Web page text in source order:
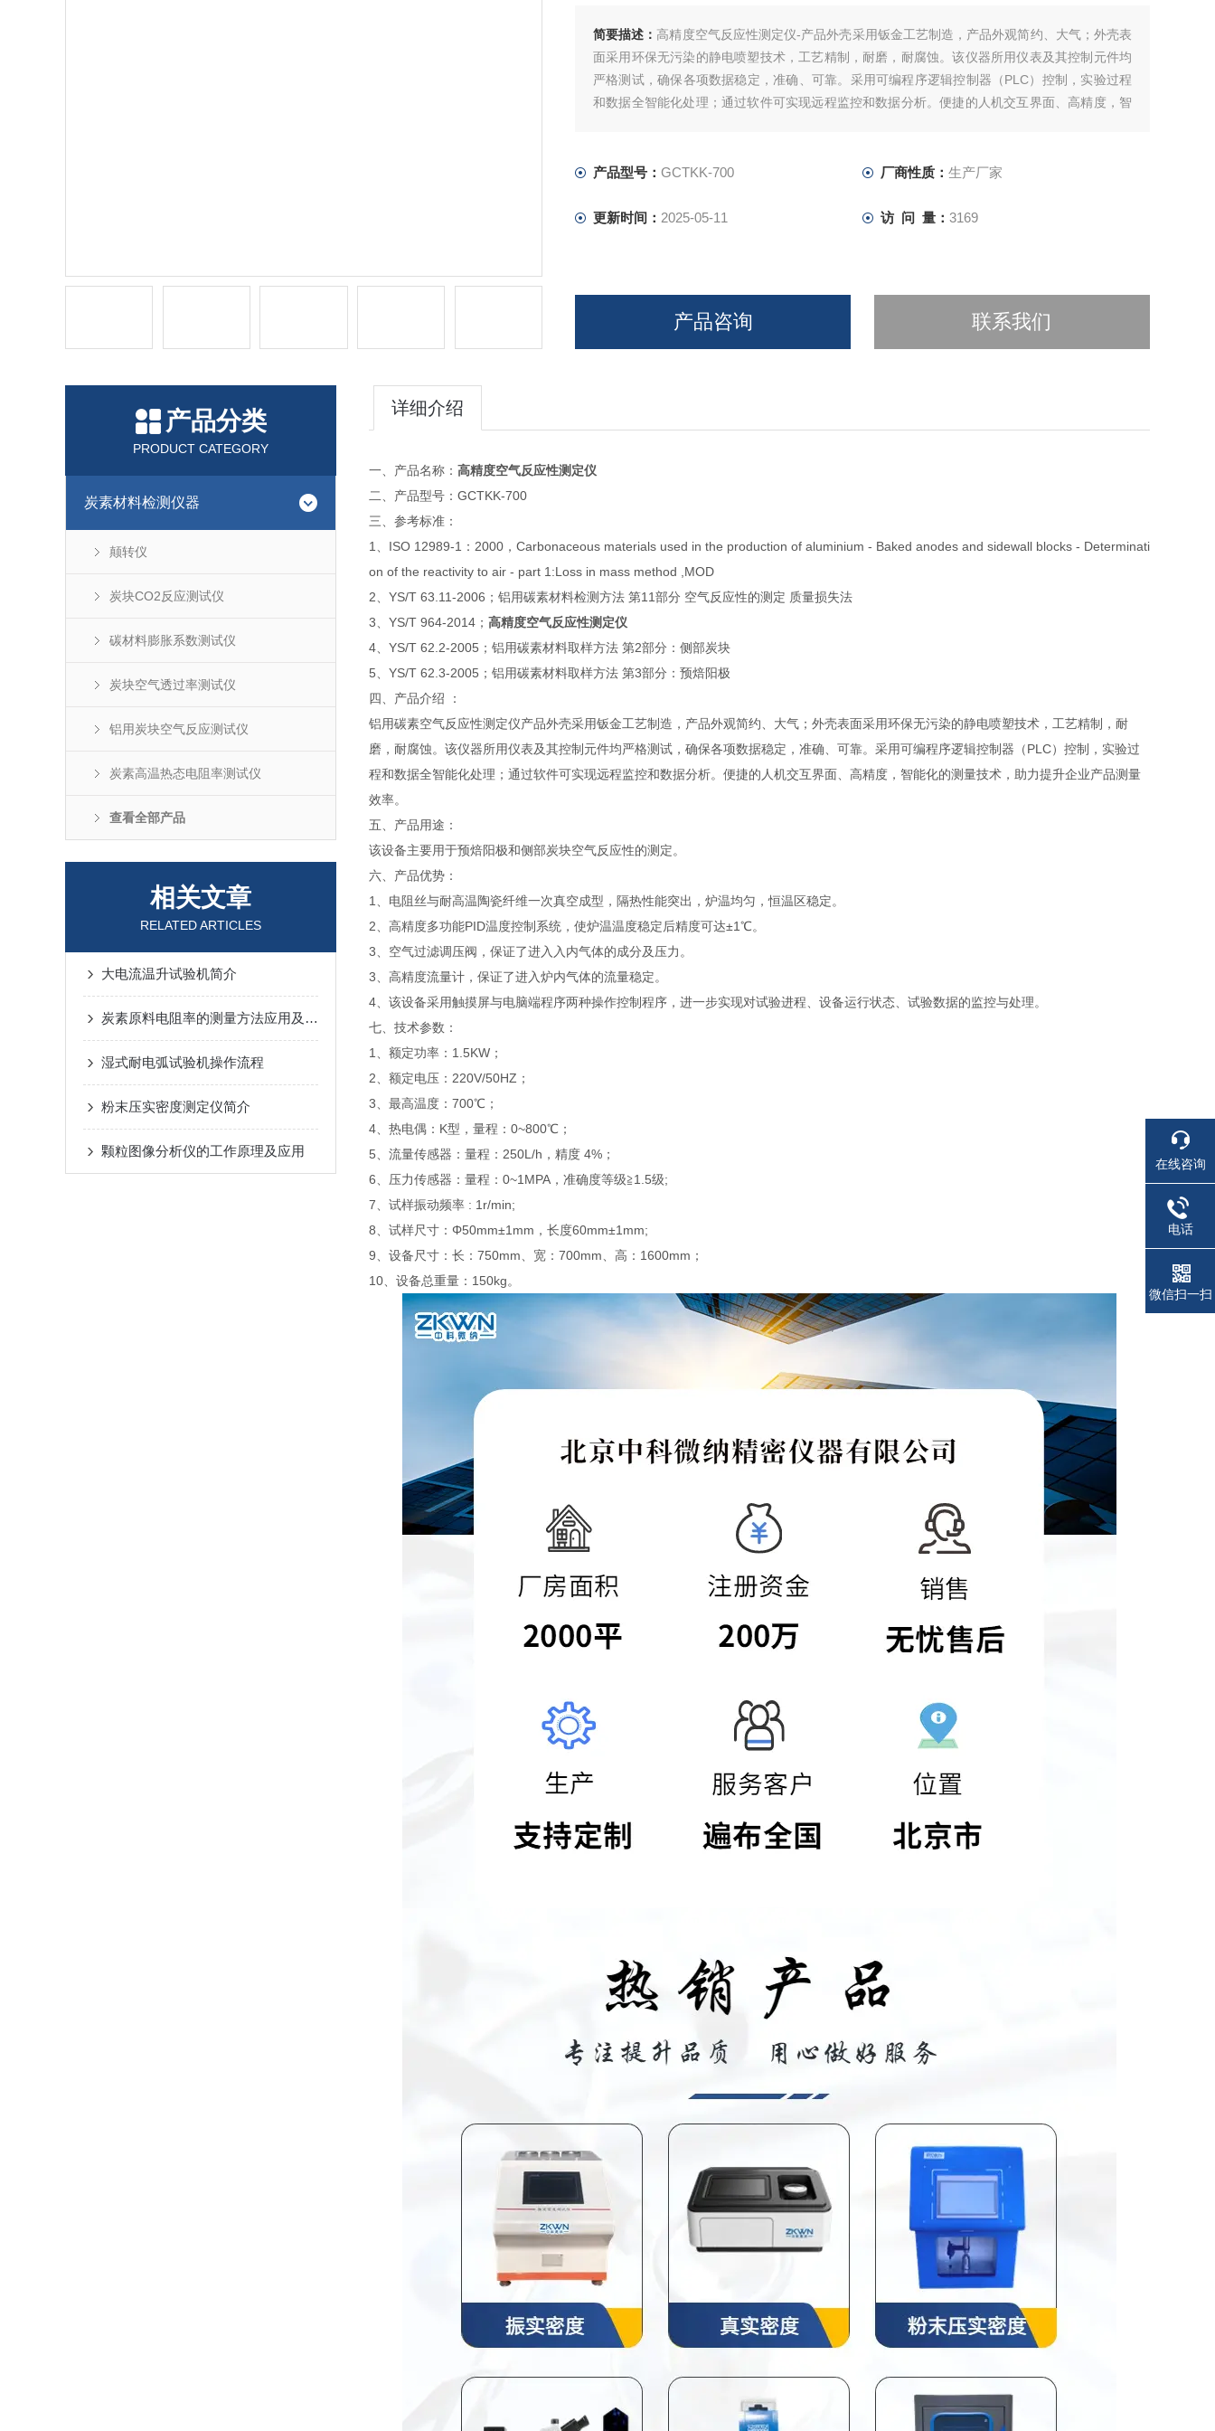
简要描述： 高精度空气反应性测定仪-产品外壳采用钣金工艺制造，产品外观简约、大气；外壳表
面采用环保无污染的静电喷塑技术，工艺精制，耐磨，耐腐蚀。该仪器所用仪表及其控制元件均
严格测试，确保各项数据稳定，准确、可靠。采用可编程序逻辑控制器（PLC）控制，实验过程
和数据全智能化处理；通过软件可实现远程监控和数据分析。便捷的人机交互界面、高精度，智
产品型号： GCTKK-700 厂商性质： 生产厂家
更新时间： 2025-05-11 访 问 量： 3169
产品咨询 联系我们
产品分类
PRODUCT CATEGORY
炭素材料检测仪器
颠转仪
炭块CO2反应测试仪
碳材料膨胀系数测试仪
炭块空气透过率测试仪
铝用炭块空气反应测试仪
炭素高温热态电阻率测试仪
查看全部产品
相关文章
RELATED ARTICLES
大电流温升试验机简介
炭素原料电阻率的测量方法应用及影响因素
湿式耐电弧试验机操作流程
粉末压实密度测定仪简介
颗粒图像分析仪的工作原理及应用
详细介绍
一、产品名称： 高精度空气反应性测定仪
二、产品型号：GCTKK-700
三、参考标准：
1、ISO 12989-1：2000，Carbonaceous materials used in the production of aluminium - Baked anodes and sidewall blocks - Determinati
on of the reactivity to air - part 1:Loss in mass method ,MOD
2、YS/T 63.11-2006；铝用碳素材料检测方法 第11部分 空气反应性的测定 质量损失法
3、YS/T 964-2014； 高精度空气反应性测定仪
4、YS/T 62.2-2005；铝用碳素材料取样方法 第2部分：侧部炭块
5、YS/T 62.3-2005；铝用碳素材料取样方法 第3部分：预焙阳极
四、产品介绍 ：
铝用碳素空气反应性测定仪产品外壳采用钣金工艺制造，产品外观简约、大气；外壳表面采用环保无污染的静电喷塑技术，工艺精制，耐
磨，耐腐蚀。该仪器所用仪表及其控制元件均严格测试，确保各项数据稳定，准确、可靠。采用可编程序逻辑控制器（PLC）控制，实验过
程和数据全智能化处理；通过软件可实现远程监控和数据分析。便捷的人机交互界面、高精度，智能化的测量技术，助力提升企业产品测量
效率。
五、产品用途：
该设备主要用于预焙阳极和侧部炭块空气反应性的测定。
六、产品优势：
1、电阻丝与耐高温陶瓷纤维一次真空成型，隔热性能突出，炉温均匀，恒温区稳定。
2、高精度多功能PID温度控制系统，使炉温温度稳定后精度可达±1℃。
3、空气过滤调压阀，保证了进入入内气体的成分及压力。
3、高精度流量计，保证了进入炉内气体的流量稳定。
4、该设备采用触摸屏与电脑端程序两种操作控制程序，进一步实现对试验进程、设备运行状态、试验数据的监控与处理。
七、技术参数：
1、额定功率：1.5KW；
2、额定电压：220V/50HZ；
3、最高温度：700℃；
4、热电偶：K型，量程：0~800℃；
5、流量传感器：量程：250L/h，精度 4%；
6、压力传感器：量程：0~1MPA，准确度等级≧1.5级;
7、试样振动频率 : 1r/min;
8、试样尺寸：Φ50mm±1mm，长度60mm±1mm;
9、设备尺寸：长：750mm、宽：700mm、高：1600mm；
10、设备总重量：150kg。
在线咨询
电话
微信扫一扫